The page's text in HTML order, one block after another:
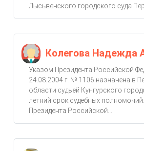
Лысьвенского городского суда
Колегова Надежда
Указом Президента Российской
24.08.2004 г. № 1106 назначена в
области судьей Кунгурского
летний срок судебных
Президента Российской...